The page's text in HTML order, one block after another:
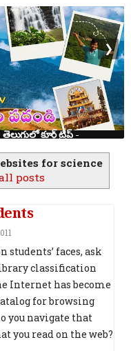
❯
for science
posts
students’ faces, ask
classification
Internet has become
for browsing
you navigate that
you read on the web?